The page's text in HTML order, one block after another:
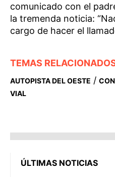
comunicado con el
la tremenda noticia:
cargo de hacer el
TEMAS
AUTOPISTA DEL OESTE /
VIAL
ÚLTIMAS NOTICIAS